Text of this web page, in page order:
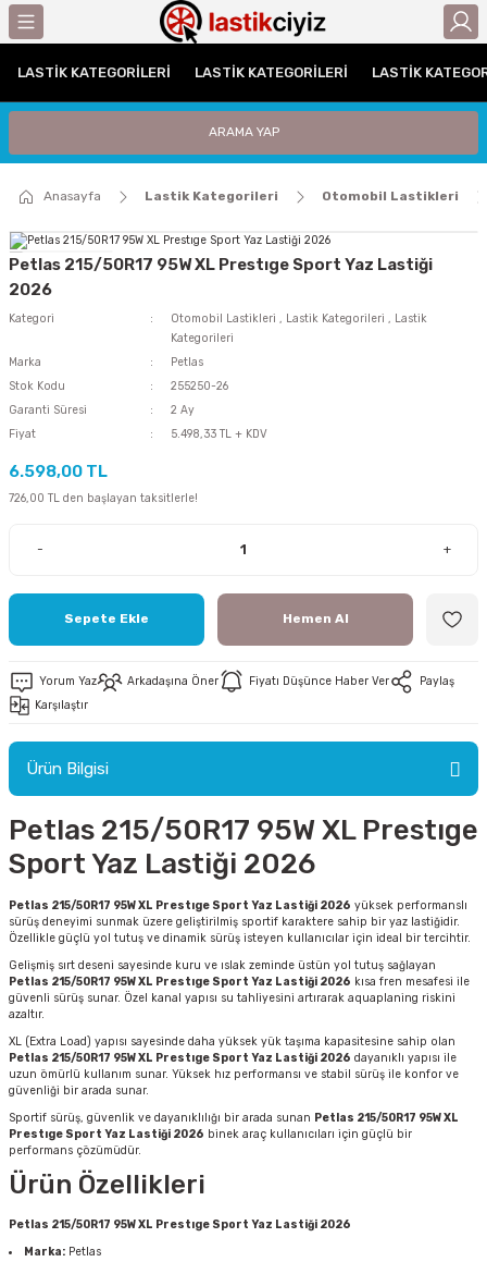
Geri Dön
Otomobil Lastikleri
UHP (Performans)
/ C Grubu
Lastiği
Traktör Lastikleri
Traktör Arka Lastikleri
Traktör Ön Lastikleri
LASTIK KATEGORILERI LASTIK KATEGORILERI LASTIK
ARAMA YAP
Anasayfa Lastik Kategorileri Otomobil Lastikleri
Petlas 215/50R17 95W XL Prestıge Sport Yaz Lastiği
2026
Kategori Otomobil Lastikleri , Lastik Kategorileri , Lastik
Kategorileri
Marka
Petlas
Stok Kodu
255250-26
Garanti Süresi
2 Ay
Fiyat
5.498,33 TL + KDV
6.598,00 TL
726,00 TL den başlayan taksitlerle!
- +
Sepete Ekle Hemen Al
Yorum Yaz Arkadaşına Öner Fiyatı Düşünce Haber Ver
Paylaş
Karşılaştır
Ürün Bilgisi
Petlas 215/50R17 95W XL Prestıge
Sport Yaz Lastiği 2026
Petlas 215/50R17 95W XL Prestıge Sport Yaz Lastiği 2026 yüksek performanslı
sürüş deneyimi sunmak üzere geliştirilmiş sportif karaktere sahip bir yaz lastiğidir.
Özellikle güçlü yol tutuş ve dinamik sürüş isteyen kullanıcılar için ideal bir tercihtir.
Gelişmiş sırt deseni sayesinde kuru ve ıslak zeminde üstün yol tutuş sağlayan
Petlas 215/50R17 95W XL Prestıge Sport Yaz Lastiği 2026 kısa fren mesafesi ile
güvenli sürüş sunar. Özel kanal yapısı su tahliyesini artırarak aquaplaning riskini
azaltır.
XL (Extra Load) yapısı sayesinde daha yüksek yük taşıma kapasitesine sahip olan
Petlas 215/50R17 95W XL Prestıge Sport Yaz Lastiği 2026 dayanıklı yapısı ile
uzun ömürlü kullanım sunar. Yüksek hız performansı ve stabil sürüş ile konfor ve
güvenliği bir arada sunar.
Sportif sürüş, güvenlik ve dayanıklılığı bir arada sunan Petlas 215/50R17 95W XL
Prestıge Sport Yaz Lastiği 2026 binek araç kullanıcıları için güçlü bir
performans çözümüdür.
Ürün Özellikleri
Petlas 215/50R17 95W XL Prestıge Sport Yaz Lastiği 2026
Marka: Petlas